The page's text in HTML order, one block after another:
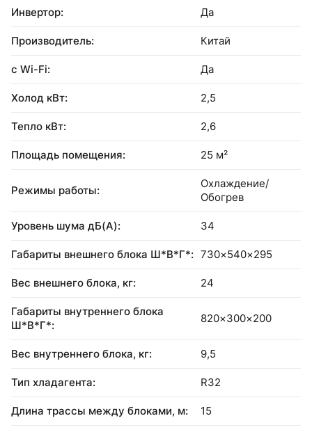
Инвертор: Да
Производитель: Китай
с Wi-Fi: Да
Холод кВт: 2,5
Тепло кВт: 2,6
Площадь помещения: 25 м²
Режимы работы:
Охлаждение/
Обогрев
Уровень шума дБ(А): 34
Габариты внешнего блока Ш*В*Г*: 730×540×295
Вес внешнего блока, кг: 24
Габариты внутреннего блока
Ш*В*Г*:
820×300×200
Вес внутреннего блока, кг: 9,5
Тип хладагента: R32
Длина трассы между блоками, м: 15